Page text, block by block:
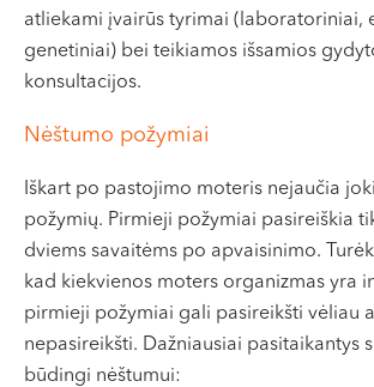
atliekami įvairūs tyrimai (laboratoriniai,
genetiniai) bei teikiamos išsamios
konsultacijos.
Nėštumo požymiai
Iškart po pastojimo moteris nejaučia
požymių. Pirmieji požymiai pasireiškia
dviems savaitėms po apvaisinimo.
kad kiekvienos moters organizmas yra
pirmieji požymiai gali pasireikšti vėliau
nepasireikšti. Dažniausiai pasitaikantys
būdingi nėštumui: